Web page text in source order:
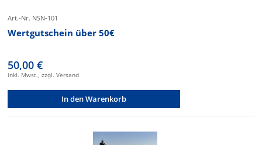
Art.-Nr. NSN-101
Wertgutschein über 50€
50,00 €
inkl. Mwst., zzgl. Versand
In den Warenkorb